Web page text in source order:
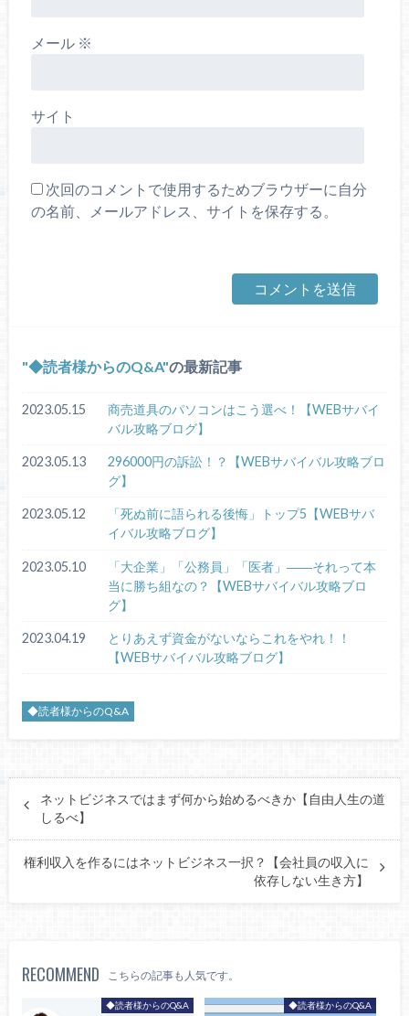
メール ※
サイト
次回のコメントで使用するためブラウザーに自分
の名前、メールアドレス、サイトを保存する。
◆読者様からのQ&A の最新記事
2023.05.15
商売道具のパソコンはこう選べ！【WEBサバイ
バル攻略ブログ】
2023.05.13
296000円の訴訟！？【WEBサバイバル攻略ブロ
グ】
2023.05.12
「死ぬ前に語られる後悔」トップ5【WEBサバ
イバル攻略ブログ】
2023.05.10
「大企業」「公務員」「医者」――それって本
当に勝ち組なの？【WEBサバイバル攻略ブロ
グ】
2023.04.19
とりあえず資金がないならこれをやれ！！
【WEBサバイバル攻略ブログ】
◆読者様からのQ&A
ネットビジネスではまず何から始めるべきか【自由人生の道
しるべ】
権利収入を作るにはネットビジネス一択？【会社員の収入に
依存しない生き方】
RECOMMEND こちらの記事も人気です。
◆読者様からのQ&A ◆読者様からのQ&A